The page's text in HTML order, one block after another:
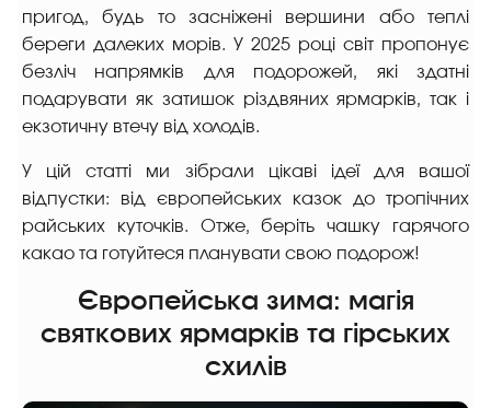
пригод, будь то засніжені вершини або теплі
береги далеких морів. У 2025 році світ пропонує
безліч напрямків для подорожей, які здатні
подарувати як затишок різдвяних ярмарків, так і
екзотичну втечу від холодів.
У цій статті ми зібрали цікаві ідеї для вашої
відпустки: від європейських казок до тропічних
райських куточків. Отже, беріть чашку гарячого
какао та готуйтеся планувати свою подорож!
Європейська зима: магія
святкових ярмарків та гірських
схилів